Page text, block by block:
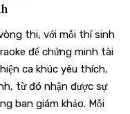
thi, với mỗi thí sinh
để chứng minh tài
ca khúc yêu thích,
từ đó nhận được sự
ban giám khảo. Mỗi